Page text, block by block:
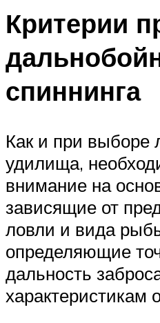
Критерии
спиннинга
Как и при выборе
удилища,
внимание на
зависящие от
ловли и вида
определяющие
дальность
характеристикам